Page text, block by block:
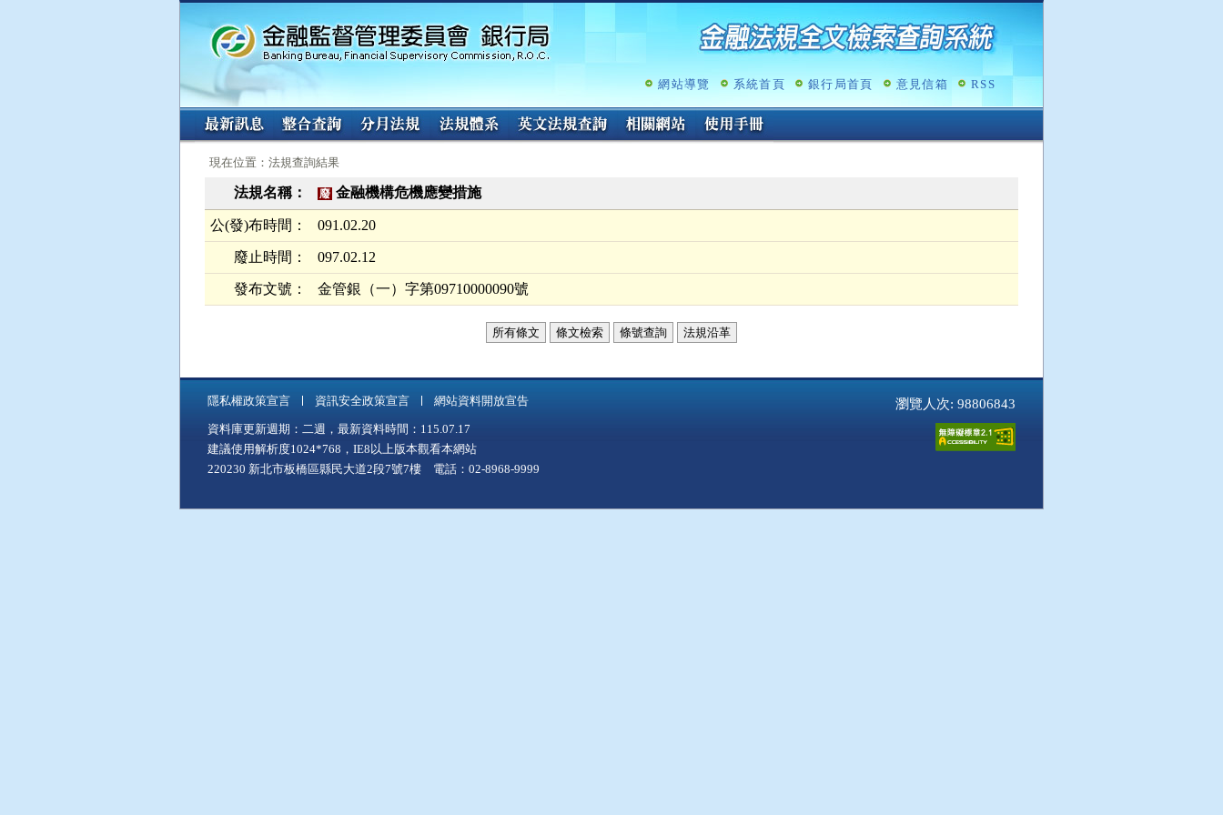
跳
容
網站導覽 系統首頁 銀行局首頁 意見信箱 RSS
:::
現在位置：法規查詢結果
法規名稱： 廢 金融機構危機應變措施
公(發)布時間： 091.02.20
廢止時間： 097.02.12
發布文號： 金管銀（一）字第09710000090號
所有條文 條文檢索 條號查詢 法規沿革
隱私權政策宣言 資訊安全政策宣言 網站資料開放宣告 瀏覽人次: 98806843
資料庫更新週期：二週，最新資料時間：115.07.17
建議使用解析度1024*768，IE8以上版本觀看本網站
220230 新北市板橋區縣民大道2段7號7樓 電話：02-8968-9999